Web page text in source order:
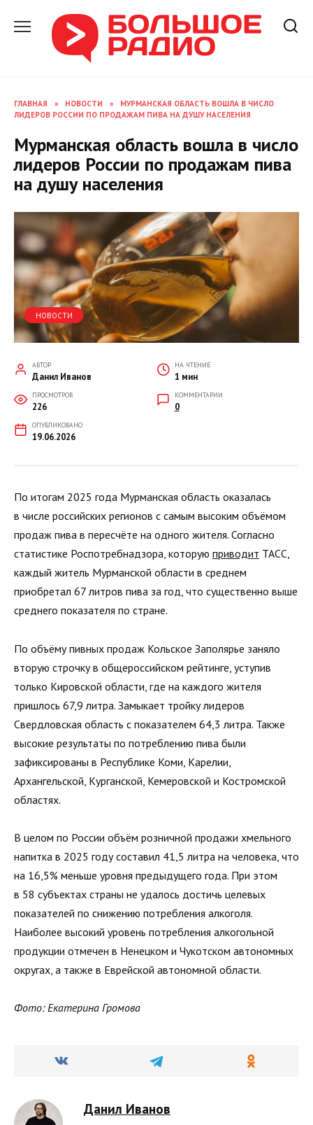
содержанию
ГЛАВНАЯ » НОВОСТИ »
МУРМАНСКАЯ ОБЛАСТЬ ВОШЛА В ЧИСЛО
ЛИДЕРОВ РОССИИ ПО ПРОДАЖАМ ПИВА НА ДУШУ НАСЕЛЕНИЯ
Мурманская область вошла в число
лидеров России по продажам пива
на душу населения
НОВОСТИ
АВТОР
Данил Иванов
НА ЧТЕНИЕ
1 мин
ПРОСМОТРОВ
226
КОММЕНТАРИИ
0
ОПУБЛИКОВАНО
19.06.2026
По итогам 2025 года Мурманская область оказалась
в числе российских регионов с самым высоким объёмом
продаж пива в пересчёте на одного жителя. Согласно
статистике Роспотребнадзора, которую приводит ТАСС,
каждый житель Мурманской области в среднем
приобретал 67 литров пива за год, что существенно выше
среднего показателя по стране.
По объёму пивных продаж Кольское Заполярье заняло
вторую строчку в общероссийском рейтинге, уступив
только Кировской области, где на каждого жителя
пришлось 67,9 литра. Замыкает тройку лидеров
Свердловская область с показателем 64,3 литра. Также
высокие результаты по потреблению пива были
зафиксированы в Республике Коми, Карелии,
Архангельской, Курганской, Кемеровской и Костромской
областях.
В целом по России объём розничной продажи хмельного
напитка в 2025 году составил 41,5 литра на человека, что
на 16,5% меньше уровня предыдущего года. При этом
в 58 субъектах страны не удалось достичь целевых
показателей по снижению потребления алкоголя.
Наиболее высокий уровень потребления алкогольной
продукции отмечен в Ненецком и Чукотском автономных
округах, а также в Еврейской автономной области.
Фото: Екатерина Громова
Данил Иванов